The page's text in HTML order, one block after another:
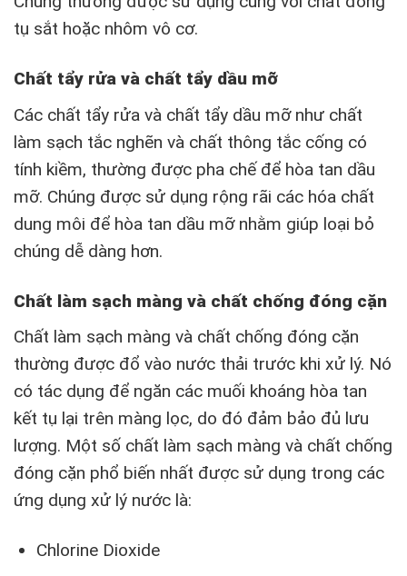
tụ sắt hoặc nhôm vô cơ.
Chất tẩy rửa và chất tẩy dầu mỡ
Các chất tẩy rửa và chất tẩy dầu mỡ như chất
làm sạch tắc nghẽn và chất thông tắc cống có
tính kiềm, thường được pha chế để hòa tan dầu
mỡ. Chúng được sử dụng rộng rãi các hóa chất
dung môi để hòa tan dầu mỡ nhằm giúp loại bỏ
chúng dễ dàng hơn.
Chất làm sạch màng và chất chống đóng cặn
Chất làm sạch màng và chất chống đóng cặn
thường được đổ vào nước thải trước khi xử lý. Nó
có tác dụng để ngăn các muối khoáng hòa tan
kết tụ lại trên màng lọc, do đó đảm bảo đủ lưu
lượng. Một số chất làm sạch màng và chất chống
đóng cặn phổ biến nhất được sử dụng trong các
ứng dụng xử lý nước là:
Chlorine Dioxide